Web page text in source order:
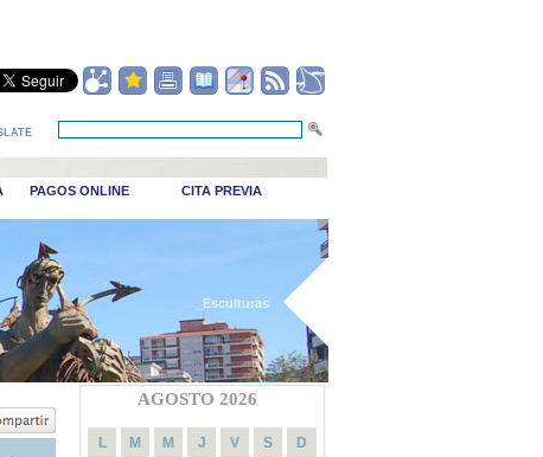
PAGOS ONLINE CITA PREVIA
_Esculturas
AGOSTO 2026
L M M J V S D